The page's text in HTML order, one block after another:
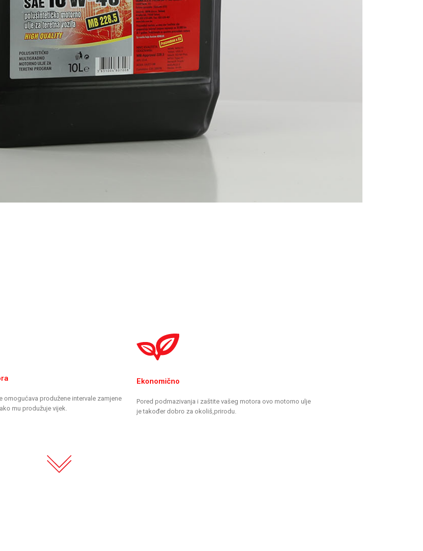
omogućava produžene intervale zamjene
mu produžuje vijek.
Ekonomično
Pored podmazivanja i zaštite vašeg motora ovo motorno ulje
je također dobro za okoliš,prirodu.